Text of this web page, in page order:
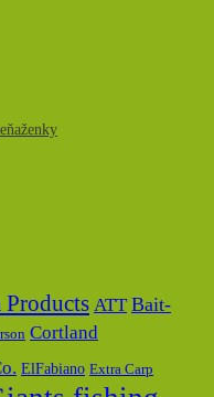
Products ATT Bait-
Cortland
ElFabiano Extra Carp